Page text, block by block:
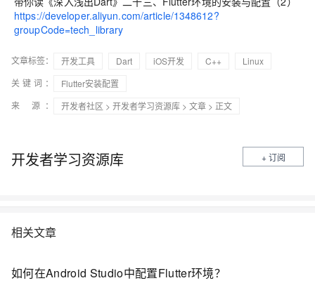
https://developer.aliyun.com/article/1348612?
groupCode=tech_library
文章标签： 开发工具 Dart iOS开发 C++
Linux
关键词：
Flutter安装配置
来 源：
开发者社区 > 开发者学习资源库 > 文章 > 正文
开发者学习资源库 + 订阅
相关文章
如何在Android Studio中配置Flutter环境？